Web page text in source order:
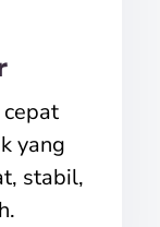
yang
stabil,